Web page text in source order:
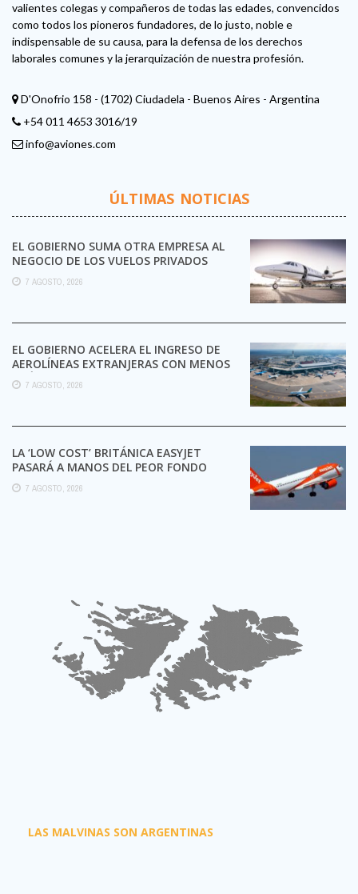
valientes colegas y compañeros de todas las edades, convencidos
como todos los pioneros fundadores, de lo justo, noble e
indispensable de su causa, para la defensa de los derechos
laborales comunes y la jerarquización de nuestra profesión.
D'Onofrio 158 - (1702) Ciudadela - Buenos Aires - Argentina
+54 011 4653 3016/19
info@aviones.com
ÚLTIMAS NOTICIAS
EL GOBIERNO SUMA OTRA EMPRESA AL
NEGOCIO DE LOS VUELOS PRIVADOS
7 AGOSTO, 2026
EL GOBIERNO ACELERA EL INGRESO DE
AEROLÍNEAS EXTRANJERAS CON MENOS
TRÁMITES
7 AGOSTO, 2026
LA ‘LOW COST’ BRITÁNICA EASYJET
PASARÁ A MANOS DEL PEOR FONDO
POSIBLE:
7 AGOSTO, 2026
LAS MALVINAS SON ARGENTINAS